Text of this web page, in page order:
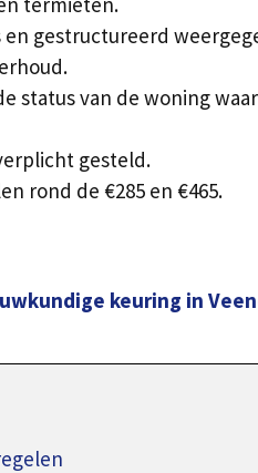
gestructureerd
status van de woning
gesteld.
rond de €285 en €465.
keuring in